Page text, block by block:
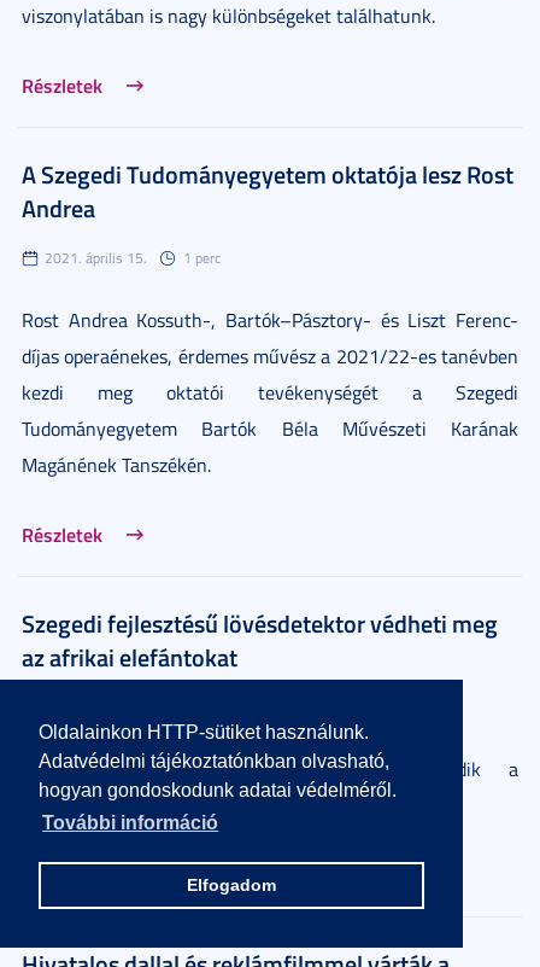
Oldalainkon HTTP-sütiket használunk.
Adatvédelmi tájékoztatónkban olvasható,
hogyan gondoskodunk adatai védelméről.
További információ
Elfogadom
viszonylatában is nagy különbségeket találhatunk.
Részletek
A Szegedi Tudományegyetem oktatója lesz Rost
Andrea
2021. április 15. 1 perc
Rost Andrea Kossuth-, Bartók–Pásztory- és Liszt Ferenc-
díjas operaénekes, érdemes művész a 2021/22-es tanévben
kezdi meg oktatói tevékenységét a Szegedi
Tudományegyetem Bartók Béla Művészeti Karának
Magánének Tanszékén.
Részletek
Szegedi fejlesztésű lövésdetektor védheti meg
az afrikai elefántokat
Az eszközöket, amelyek orvvadászoktól védik a
veszélyeztetett állatokat, Kenyában próbálják ki.